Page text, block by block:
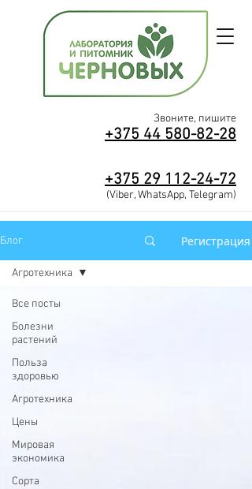
Звоните, пишите
+375 44 580-82-28
+37529112-24-72
(Viber, WhatsApp, Telegram)
Блог Регистрация
Все посты
Болезни
растений
Польза
здоровью
Агротехника
Цены
Мировая
экономика
Сорта
Агротехника